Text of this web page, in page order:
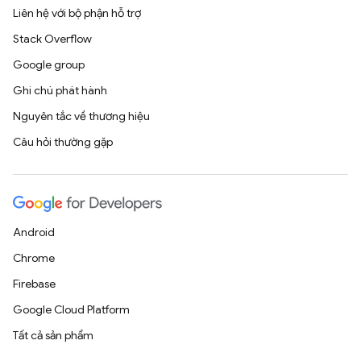
Liên hệ với bộ phận hỗ trợ
Stack Overflow
Google group
Ghi chú phát hành
Nguyên tắc về thương hiệu
Câu hỏi thường gặp
Android
Chrome
Firebase
Google Cloud Platform
Tất cả sản phẩm